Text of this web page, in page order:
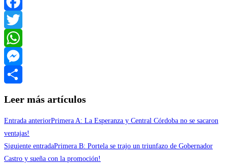
Facebook
Twitter
WhatsApp
Messenger
Leer más artículos
Entrada anteriorPrimera A: La Esperanza y Central Córdoba no se sacaron
ventajas!
Siguiente entradaPrimera B: Portela se trajo un triunfazo de Gobernador
Castro y sueña con la promoción!